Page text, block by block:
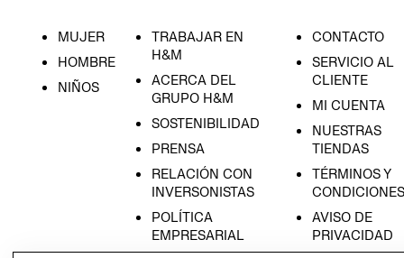
MUJER
HOMBRE
NIÑOS
TRABAJAR EN
H&M
ACERCA DEL
GRUPO H&M
SOSTENIBILIDAD
PRENSA
RELACIÓN CON
INVERSONISTAS
POLÍTICA
EMPRESARIAL
CONTACTO
SERVICIO AL
CLIENTE
MI CUENTA
NUESTRAS
TIENDAS
TÉRMINOS Y
CONDICIONES
AVISO DE
PRIVACIDAD